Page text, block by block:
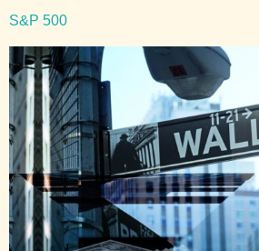
S&P 500